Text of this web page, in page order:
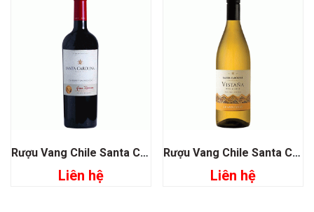
Rượu Vang Chile Santa Carolina Gran Reserva Cabernet Sauvignon
Liên hệ
Rượu Vang Chile Santa Carolina Vistana Chardonnay
Liên hệ